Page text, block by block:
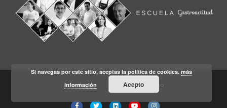
Aviso legal Condiciones de Uso
FacebookTwitterLinkedinYoutubeInstagram
Si navegas por este sitio, aceptas la política de cookies.más
información
Acepto